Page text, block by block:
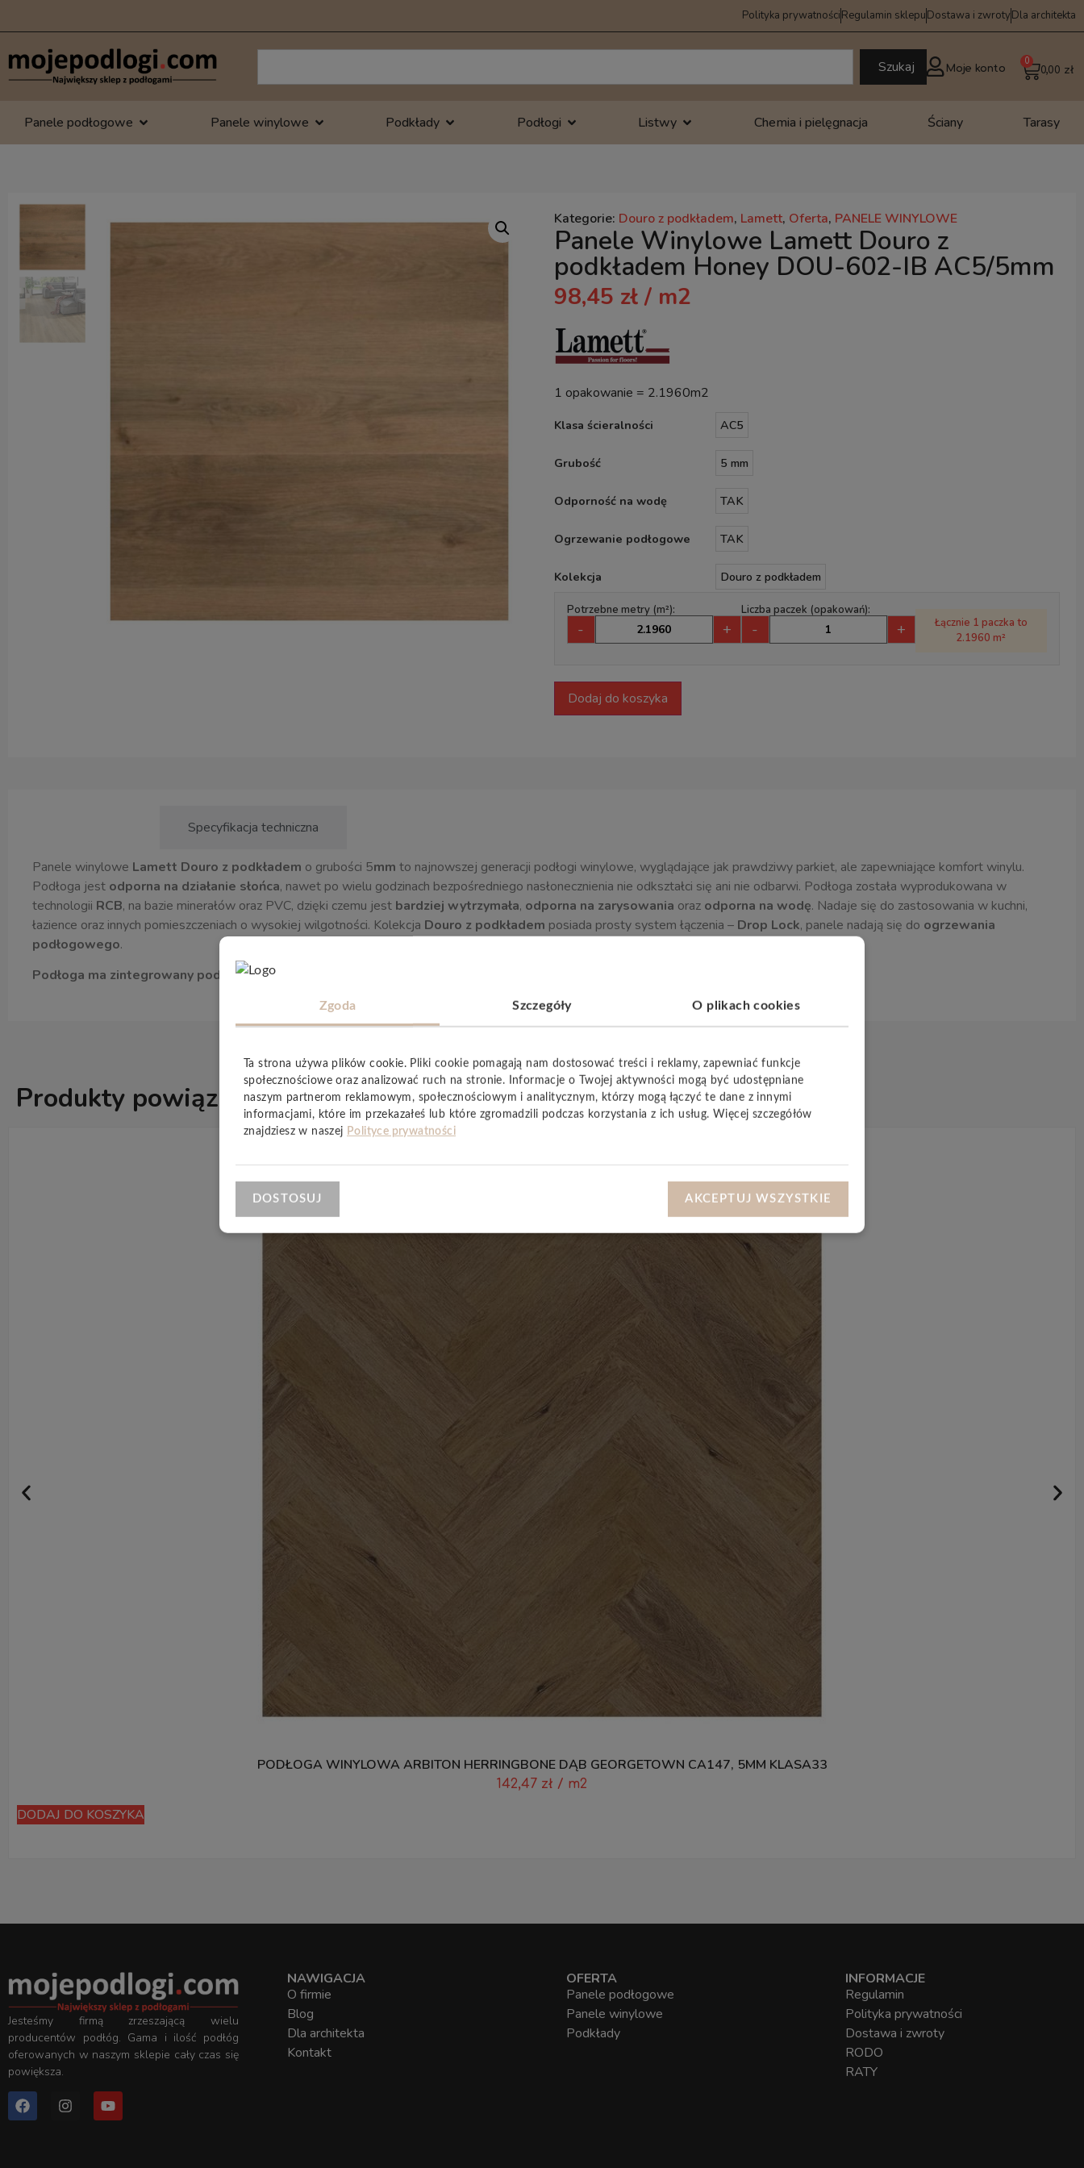
Polityka prywatnościRegulamin sklepuDostawa i zwrotyDla architekta
Szukaj Moje konto 0,00 zł
0
Panele podłogowe Panele winylowe Podkłady Podłogi Listwy Chemia i pielęgnacja Ściany Tarasy
Kategorie: Douro z podkładem, Lamett, Oferta, PANELE WINYLOWE
Panele Winylowe Lamett Douro z
podkładem Honey DOU-602-IB AC5/5mm
98,45 zł/ m2
1 opakowanie = 2.1960m2
Klasa ścieralności AC5
Grubość 5 mm
Odporność na wodę TAK
Ogrzewanie podłogowe TAK
Kolekcja Douro z podkładem
Potrzebne metry (m²):
- +
Liczba paczek (opakowań):
- +
Łącznie 1 paczka to
2.1960 m²
Dodaj do koszyka
Specyfikacja techniczna
Panele winylowe Lamett Douro z podkładem o grubości 5mm to najnowszej generacji podłogi winylowe, wyglądające jak prawdziwy parkiet, ale zapewniające komfort winylu.
Podłoga jest odporna na działanie słońca, nawet po wielu godzinach bezpośredniego nasłonecznienia nie odkształci się ani nie odbarwi. Podłoga została wyprodukowana w
technologii RCB, na bazie minerałów oraz PVC, dzięki czemu jest bardziej wytrzymała, odporna na zarysowania oraz odporna na wodę. Nadaje się do zastosowania w kuchni,
łazience oraz innych pomieszczeniach o wysokiej wilgotności. Kolekcja Douro z podkładem posiada prosty system łączenia – Drop Lock, panele nadają się do ogrzewania
podłogowego.
Podłoga ma zintegrowany podkład o grubości 1mm
Produkty powiązane ZOBACZ WSZYSTKIE
PODŁOGA WINYLOWA ARBITON HERRINGBONE DĄB GEORGETOWN CA147, 5MM KLASA33
142,47 zł / m2
DODAJ DO KOSZYKA
Jesteśmy firmą zrzeszającą wielu
producentów podłóg. Gama i ilość podłóg
oferowanych w naszym sklepie cały czas się
powiększa.
NAWIGACJA
O firmie
Blog
Dla architekta
Kontakt
OFERTA
Panele podłogowe
Panele winylowe
Podkłady
INFORMACJE
Regulamin
Polityka prywatności
Dostawa i zwroty
RODO
RATY
Zgoda Szczegóły O plikach cookies
Ta strona używa plików cookie. Pliki cookie pomagają nam dostosować treści i reklamy, zapewniać funkcje
społecznościowe oraz analizować ruch na stronie. Informacje o Twojej aktywności mogą być udostępniane
naszym partnerom reklamowym, społecznościowym i analitycznym, którzy mogą łączyć te dane z innymi
informacjami, które im przekazałeś lub które zgromadzili podczas korzystania z ich usług. Więcej szczegółów
znajdziesz w naszej Polityce prywatności
DOSTOSUJ AKCEPTUJ WSZYSTKIE